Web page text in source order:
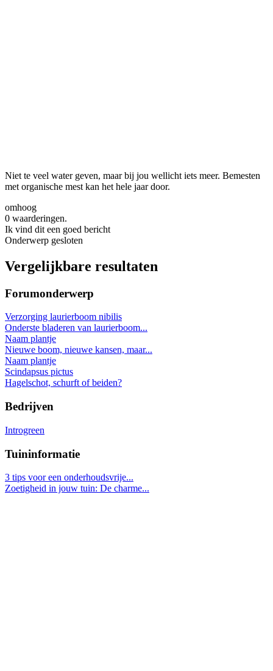
Niet te veel water geven, maar bij jou wellicht iets meer. Bemesten
met organische mest kan het hele jaar door.
omhoog
0 waarderingen.
Ik vind dit een goed bericht
Onderwerp gesloten
Vergelijkbare resultaten
Forumonderwerp
Verzorging laurierboom nibilis
Onderste bladeren van laurierboom...
Naam plantje
Nieuwe boom, nieuwe kansen, maar...
Naam plantje
Scindapsus pictus
Hagelschot, schurft of beiden?
Bedrijven
Introgreen
Tuininformatie
3 tips voor een onderhoudsvrije...
Zoetigheid in jouw tuin: De charme...